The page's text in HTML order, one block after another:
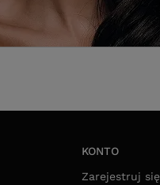
KONTO
Zarejestruj się